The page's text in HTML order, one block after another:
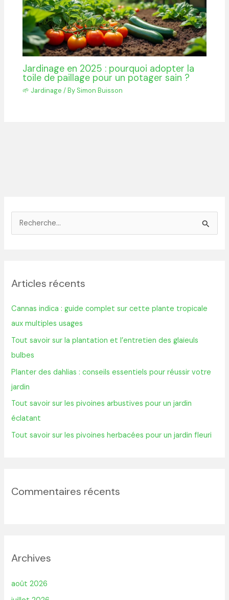
Jardinage en 2025 : pourquoi adopter la
toile de paillage pour un potager sain ?
🌱 Jardinage / By Simon Buisson
e
c
h
e
r
:
Articles récents
Cannas indica : guide complet sur cette plante tropicale
aux multiples usages
Tout savoir sur la plantation et l’entretien des glaïeuls
bulbes
Planter des dahlias : conseils essentiels pour réussir votre
jardin
Tout savoir sur les pivoines arbustives pour un jardin
éclatant
Tout savoir sur les pivoines herbacées pour un jardin fleuri
Commentaires récents
Archives
août 2026